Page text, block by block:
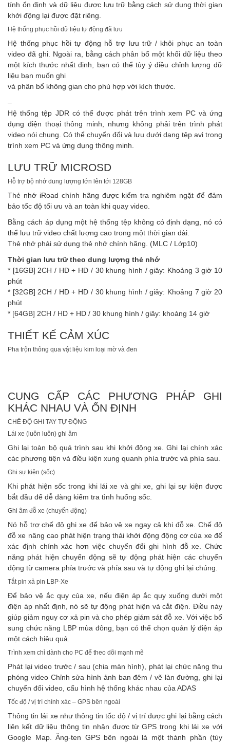
tính ổn định và dữ liệu được lưu trữ bằng cách sử dụng thời gian
khởi động lại được đặt riêng.
Hệ thống phục hồi dữ liệu tự động đã lưu
Hệ thống phục hồi tự động hỗ trợ lưu trữ / khôi phục an toàn
video đã ghi. Ngoài ra, bằng cách phân bổ một khối dữ liệu theo
một kích thước nhất định, bạn có thể tùy ý điều chỉnh lượng dữ
liệu bạn muốn ghi
và phân bổ không gian cho phù hợp với kích thước.
–
Hệ thống tệp JDR có thể được phát trên trình xem PC và ứng
dụng điện thoại thông minh, nhưng không phải trên trình phát
video nói chung. Có thể chuyển đổi và lưu dưới dạng tệp avi trong
trình xem PC và ứng dụng thông minh.
LƯU TRỮ MICROSD
Hỗ trợ bộ nhớ dung lượng lớn lên tới 128GB
Thẻ nhớ iRoad chính hãng được kiểm tra nghiêm ngặt để đảm
bảo tốc độ tối ưu và an toàn khi quay video.
Bằng cách áp dụng một hệ thống tệp không có định dạng, nó có
thể lưu trữ video chất lượng cao trong một thời gian dài.
Thẻ nhớ phải sử dụng thẻ nhớ chính hãng. (MLC / Lớp10)
Thời gian lưu trữ theo dung lượng thẻ nhớ
* [16GB] 2CH / HD + HD / 30 khung hình / giây: Khoảng 3 giờ 10
phút
* [32GB] 2CH / HD + HD / 30 khung hình / giây: Khoảng 7 giờ 20
phút
* [64GB] 2CH / HD + HD / 30 khung hình / giây: khoảng 14 giờ
THIẾT KẾ CẢM XÚC
Pha trộn thông qua vật liệu kim loại mờ và đen
CUNG CẤP CÁC PHƯƠNG PHÁP GHI
KHÁC NHAU VÀ ỔN ĐỊNH
CHẾ ĐỘ GHI TAY TỰ ĐỘNG
Lái xe (luôn luôn) ghi âm
Ghi lại toàn bộ quá trình sau khi khởi động xe. Ghi lại chính xác
các phương tiện và điều kiện xung quanh phía trước và phía sau.
Ghi sự kiện (sốc)
Khi phát hiện sốc trong khi lái xe và ghi xe, ghi lại sự kiện được
bắt đầu để dễ dàng kiểm tra tình huống sốc.
Ghi âm đỗ xe (chuyển động)
Nó hỗ trợ chế độ ghi xe để bảo vệ xe ngay cả khi đỗ xe. Chế độ
đỗ xe nâng cao phát hiện trạng thái khởi động động cơ của xe để
xác định chính xác hơn việc chuyển đổi ghi hình đỗ xe. Chức
năng phát hiện chuyển động sẽ tự động phát hiện các chuyển
động từ camera phía trước và phía sau và tự động ghi lại chúng.
Tắt pin xả pin LBP-Xe
Để bảo vệ ắc quy của xe, nếu điện áp ắc quy xuống dưới một
điện áp nhất định, nó sẽ tự động phát hiện và cắt điện. Điều này
giúp giảm nguy cơ xả pin và cho phép giám sát đỗ xe. Với việc bổ
sung chức năng LBP mùa đông, bạn có thể chọn quản lý điện áp
một cách hiệu quả.
Trình xem chỉ dành cho PC để theo dõi mạnh mẽ
Phát lại video trước / sau (chia màn hình), phát lại chức năng thu
phóng video Chỉnh sửa hình ảnh ban đêm / vẽ làn đường, ghi lại
chuyển đổi video, cấu hình hệ thống khác nhau của ADAS
Tốc độ / vị trí chính xác – GPS bên ngoài
Thông tin lái xe như thông tin tốc độ / vị trí được ghi lại bằng cách
liên kết dữ liệu thông tin nhận được từ GPS trong khi lái xe với
Google Map. Ăng-ten GPS bên ngoài là một thành phần (tùy